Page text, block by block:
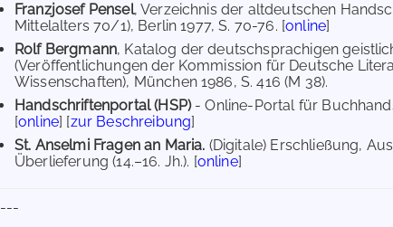
Franzjosef Pensel, Verzeichnis der altdeutschen
Mittelalters 70/1), Berlin 1977, S. 70-76. [online]
Rolf Bergmann, Katalog der deutschsprachigen
(Veröffentlichungen der Kommission für Deutsche
Wissenschaften), München 1986, S. 416 (M 38).
Handschriftenportal (HSP)- Online-Portal für
[online] [zur Beschreibung]
St. Anselmi Fragen an Maria. (Digitale) Erschließung,
Überlieferung (14.–16. Jh.). [online]
---